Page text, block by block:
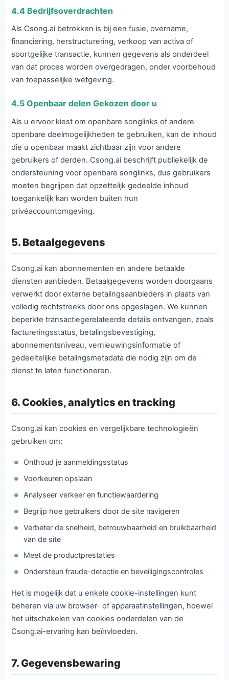
4.4 Bedrijfsoverdrachten
Als Csong.ai betrokken is bij een fusie, overname,
financiering, herstructurering, verkoop van activa of
soortgelijke transactie, kunnen gegevens als onderdeel
van dat proces worden overgedragen, onder voorbehoud
van toepasselijke wetgeving.
4.5 Openbaar delen Gekozen door u
Als u ervoor kiest om openbare songlinks of andere
openbare deelmogelijkheden te gebruiken, kan de inhoud
die u openbaar maakt zichtbaar zijn voor andere
gebruikers of derden. Csong.ai beschrijft publiekelijk de
ondersteuning voor openbare songlinks, dus gebruikers
moeten begrijpen dat opzettelijk gedeelde inhoud
toegankelijk kan worden buiten hun
privéaccountomgeving.
5. Betaalgegevens
Csong.ai kan abonnementen en andere betaalde
diensten aanbieden. Betaalgegevens worden doorgaans
verwerkt door externe betalingsaanbieders in plaats van
volledig rechtstreeks door ons opgeslagen. We kunnen
beperkte transactiegerelateerde details ontvangen, zoals
factureringsstatus, betalingsbevestiging,
abonnementsniveau, vernieuwingsinformatie of
gedeeltelijke betalingsmetadata die nodig zijn om de
dienst te laten functioneren.
6. Cookies, analytics en tracking
Csong.ai kan cookies en vergelijkbare technologieën
gebruiken om:
Onthoud je aanmeldingsstatus
Voorkeuren opslaan
Analyseer verkeer en functiewaardering
Begrijp hoe gebruikers door de site navigeren
Verbeter de snelheid, betrouwbaarheid en bruikbaarheid
van de site
Meet de productprestaties
Ondersteun fraude-detectie en beveiligingscontroles
Het is mogelijk dat u enkele cookie-instellingen kunt
beheren via uw browser- of apparaatinstellingen, hoewel
het uitschakelen van cookies onderdelen van de
Csong.ai-ervaring kan beïnvloeden.
7. Gegevensbewaring